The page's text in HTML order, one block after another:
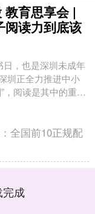
教育思享会 |
阅读力到底该
，也是深圳未成年
圳正全力推进中小
，阅读是其中的重
轮中高考改革持续
全国前10正规配
完成